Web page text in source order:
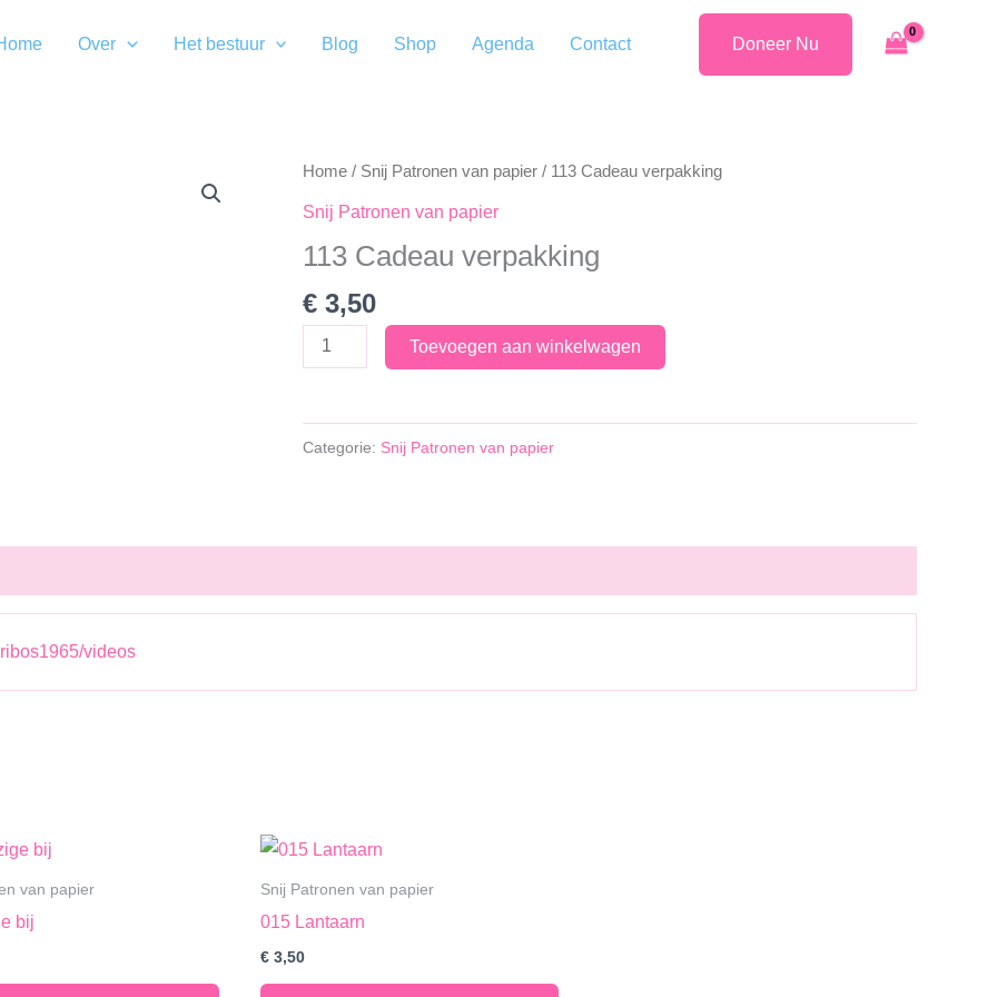
Over Het bestuur Blog Shop Agenda Contact Doneer Nu
Home / Snij Patronen van papier / 113 Cadeau verpakking
Snij Patronen van papier
113 Cadeau verpakking
€ 3,50
113
Cadeau
Toevoegen aan winkelwagen
Categorie: Snij Patronen van papier
videos
van papier
bij
Snij Patronen van papier
015 Lantaarn
€ 3,50